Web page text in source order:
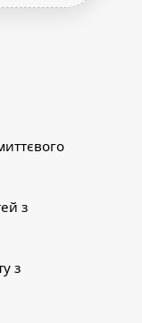
з
з